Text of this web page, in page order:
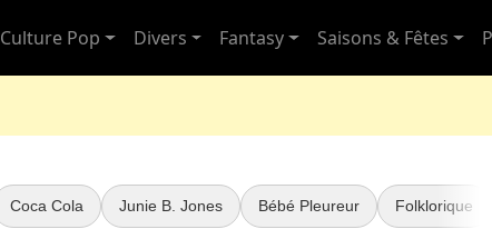
Culture Pop Divers Fantasy Saisons & Fêtes
Coca Cola Junie B. Jones Bébé Pleureur Folklorique